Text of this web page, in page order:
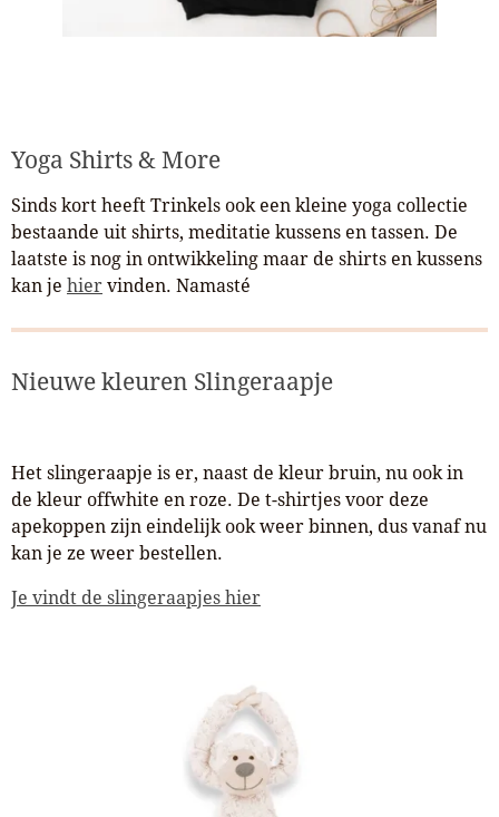
Yoga Shirts & More
Sinds kort heeft Trinkels ook een kleine yoga collectie
bestaande uit shirts, meditatie kussens en tassen. De
laatste is nog in ontwikkeling maar de shirts en kussens
kan je hier vinden. Namasté
Nieuwe kleuren Slingeraapje
Het slingeraapje is er, naast de kleur bruin, nu ook in
de kleur offwhite en roze. De t-shirtjes voor deze
apekoppen zijn eindelijk ook weer binnen, dus vanaf nu
kan je ze weer bestellen.
Je vindt de slingeraapjes hier